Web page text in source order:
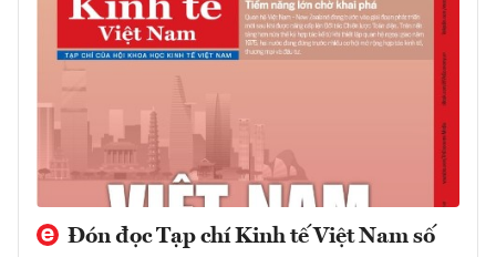
Đón đọc Tạp chí Kinh tế Việt Nam số